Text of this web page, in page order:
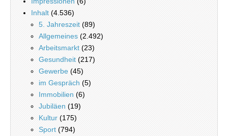
Inhalt (4.536)
5. Jahreszeit (89)
Allgemeines (2.492)
Arbeitsmarkt (23)
Gesundheit (217)
Gewerbe (45)
im Gespräch (5)
Immobilien (6)
Jubiläen (19)
Kultur (175)
Sport (794)